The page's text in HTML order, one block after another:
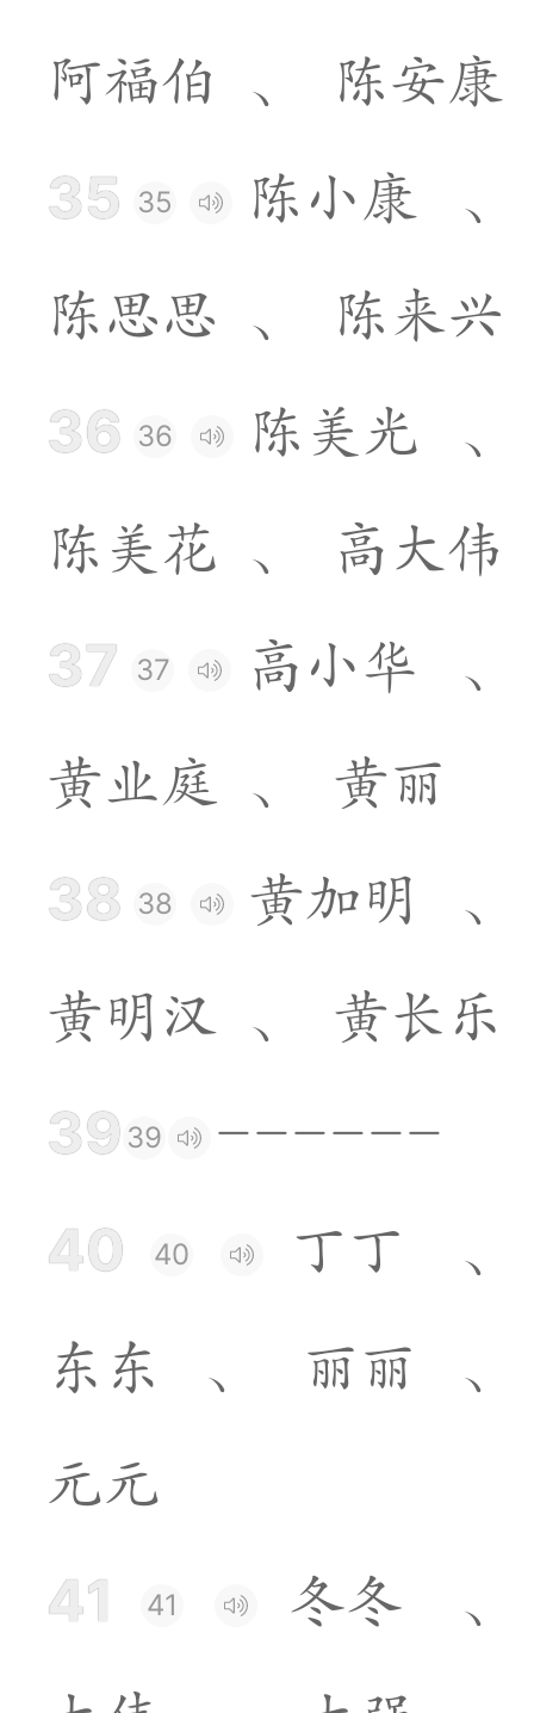
阿福伯 、 陈安康
35 35 陈 小康
、
陈思思 、 陈来兴
36 36 陈 美 光
、
陈 美 花 、 高大伟
37 37 高 小华
、
黄业庭 、 黄丽
38 38 黄加明
、
黄明 汉 、 黄长 乐
39 39 ------
40 40 丁丁
、
东 东 、 丽丽
、
元元
41 41 冬冬
、